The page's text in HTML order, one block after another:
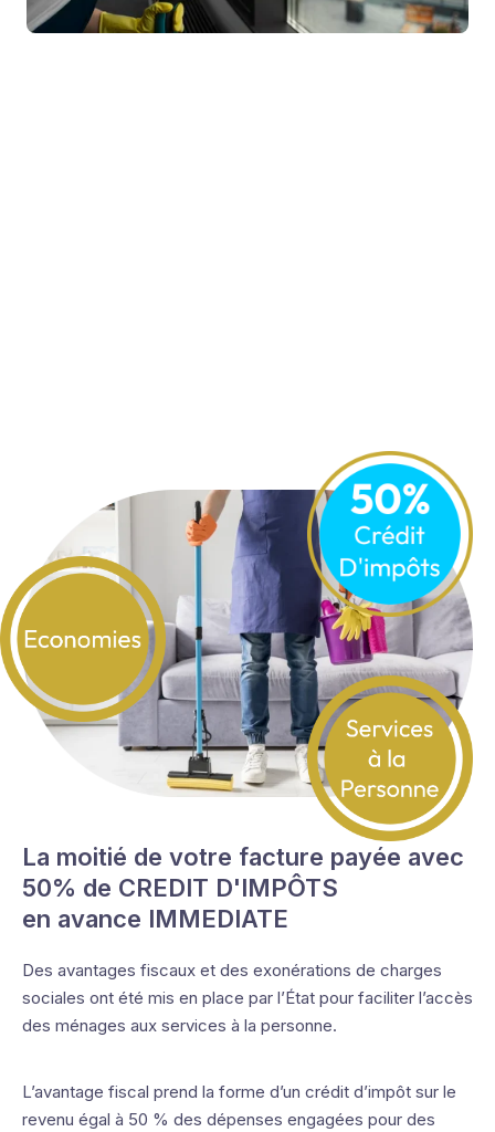
La moitié de votre facture payée avec
50% de CREDIT D'IMPÔTS
en avance IMMEDIATE
Des avantages fiscaux et des exonérations de charges
sociales ont été mis en place par l’État pour faciliter l’accès
des ménages aux services à la personne.
L’avantage fiscal prend la forme d’un crédit d’impôt sur le
revenu égal à 50 % des dépenses engagées pour des